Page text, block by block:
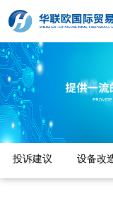
投诉建议 设备改